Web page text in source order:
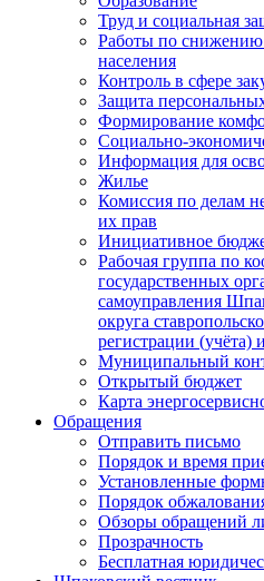
Труд и социальная
Работы по снижению
населения
Контроль в сфере
Защита
Формирование
Социально-
Информация для
Жилье
Комиссия по делам
их прав
Инициативное
Рабочая группа по
государственных
самоуправления
округа
регистрации (учёта)
Муниципальный
Открытый бюджет
Карта
Обращения
Отправить письмо
Порядок и время
Установленные
Порядок
Обзоры обращений
Прозрачность
Бесплатная